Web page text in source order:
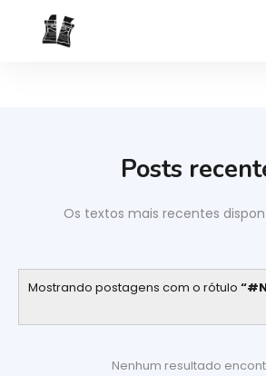
Posts
Os textos mais recentes
Mostrando postagens com o rótulo
Nenhum resultado